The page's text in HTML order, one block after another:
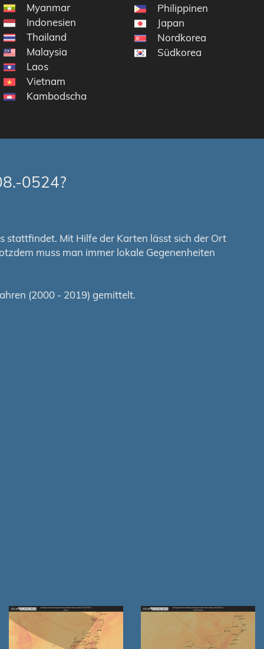
Myanmar
Indonesien
Thailand
Malaysia
Laos
Vietnam
Kambodscha
Philippinen
Japan
Nordkorea
Südkorea
0524?
stattfindet. Mit Hilfe der Karten lässt sich der Ort
muss man immer lokale Gegenenheiten
(2000 - 2019) gemittelt.